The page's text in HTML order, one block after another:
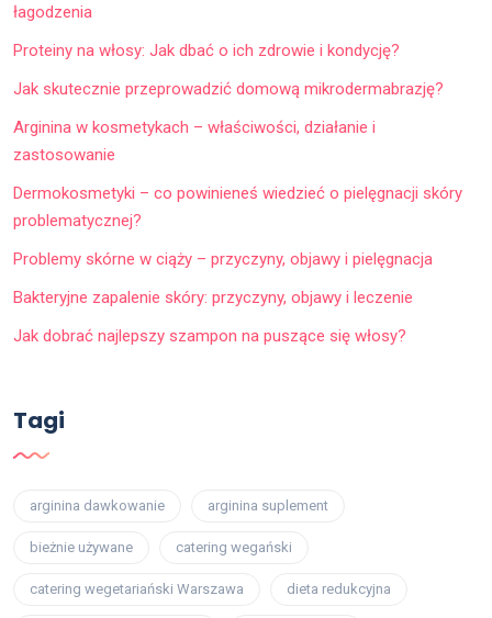
łagodzenia
Proteiny na włosy: Jak dbać o ich zdrowie i kondycję?
Jak skutecznie przeprowadzić domową mikrodermabrazję?
Arginina w kosmetykach – właściwości, działanie i
zastosowanie
Dermokosmetyki – co powinieneś wiedzieć o pielęgnacji skóry
problematycznej?
Problemy skórne w ciąży – przyczyny, objawy i pielęgnacja
Bakteryjne zapalenie skóry: przyczyny, objawy i leczenie
Jak dobrać najlepszy szampon na puszące się włosy?
Tagi
arginina dawkowanie arginina suplement
bieżnie używane catering wegański
catering wegetariański Warszawa dieta redukcyjna